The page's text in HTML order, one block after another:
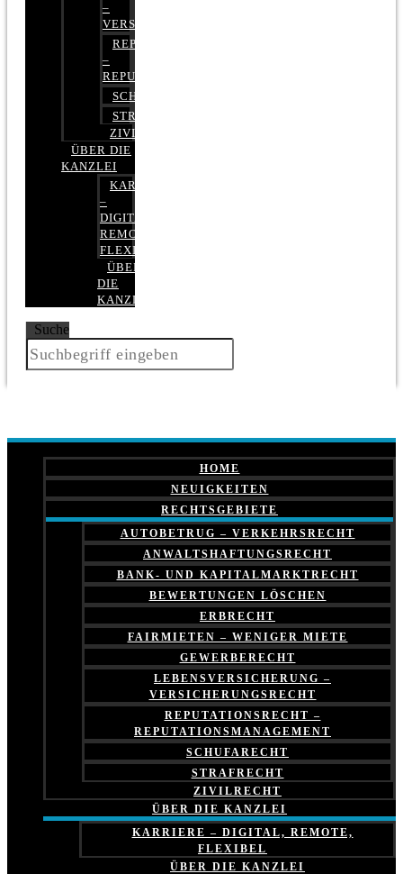
–
VERSICHERUNGSRECHT
REPUTATIONSRECHT
–
REPUTATIONSMANAGEMENT
SCHUFARECHT
STRAFRECHT
ZIVILRECHT
ÜBER DIE
KANZLEI
KARRIERE
–
DIGITAL,
REMOTE,
FLEXIBEL
ÜBER
DIE
KANZLEI
Suche
HOME
NEUIGKEITEN
RECHTSGEBIETE
AUTOBETRUG – VERKEHRSRECHT
ANWALTSHAFTUNGSRECHT
BANK- UND KAPITALMARKTRECHT
BEWERTUNGEN LÖSCHEN
ERBRECHT
FAIRMIETEN – WENIGER MIETE
GEWERBERECHT
LEBENSVERSICHERUNG –
VERSICHERUNGSRECHT
REPUTATIONSRECHT –
REPUTATIONSMANAGEMENT
SCHUFARECHT
STRAFRECHT
ZIVILRECHT
ÜBER DIE KANZLEI
KARRIERE – DIGITAL, REMOTE,
FLEXIBEL
ÜBER DIE KANZLEI